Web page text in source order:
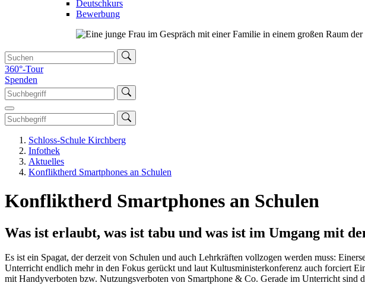
Deutschkurs
Bewerbung
360°-Tour
Spenden
Schloss-Schule Kirchberg
Infothek
Aktuelles
Konfliktherd Smartphones an Schulen
Konfliktherd Smartphones an Schulen
Was ist erlaubt, was ist tabu und was ist im Umgang mit
Es ist ein Spagat, der derzeit von Schulen und auch Lehrkräften vollzogen werden muss:
Unterricht endlich mehr in den Fokus gerückt und laut Kultusministerkonferenz auch forciert
mit Handyverboten bzw. Nutzungsverboten von Smartphone & Co. Gerade im Unterricht sind